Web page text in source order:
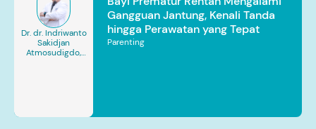
Dr. dr. Indriwanto
Sakidjan
Atmosudigdo,
Gangguan Jantung, Kenali Tanda
hingga Perawatan yang Tepat
Parenting